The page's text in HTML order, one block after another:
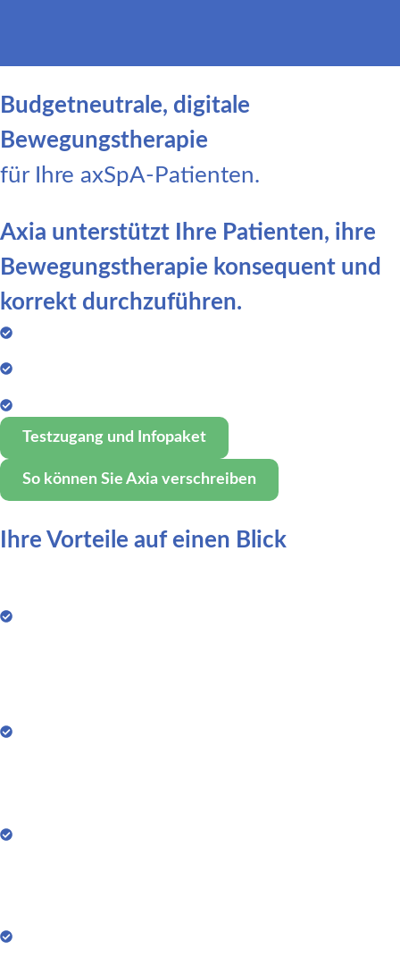
Budgetneutrale, digitale
Bewegungstherapie
für Ihre axSpA-Patienten.
Axia unterstützt Ihre Patienten, ihre
Bewegungstherapie konsequent und
korrekt durchzuführen.
Testzugang und Infopaket
So können Sie Axia verschreiben
Ihre Vorteile auf einen Blick